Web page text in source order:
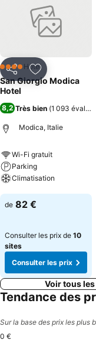
PartagerAjouter à
4 ÉtoilesHôtel
San Giorgio Modica
Hotel
8,2 Très bien (1 093
Modica, Italie
Wi-Fi gratuit
Parking
Climatisation
Consulter les prix
de 82 €
Consulter les prix de 10
sites
Consulter les prix
Voir tous
Tendance des
Sur la base des prix les plus
0 €